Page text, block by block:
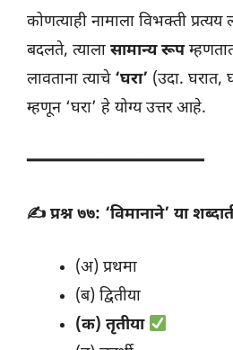
कोणत्याही नामाला विभक्ती प्रत्यय
बदलते, त्याला सामान्य रूप
लावताना त्याचे ‘घरा’ (उदा.
म्हणून ‘घरा’ हे योग्य उत्तर आहे.
━━━━━━━━━━━━━━━━━━
✍️ प्रश्न ७७: ‘विमानाने’ या
(अ) प्रथमा
(ब) द्वितीया
(क) तृतीया